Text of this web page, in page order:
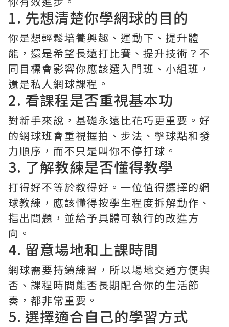
1. 先想清楚你學網球的目的
你是想輕鬆培養興趣、運動下、提升體
能，還是希望長遠打比賽、提升技術？不
同目標會影響你應該選入門班、小組班，
還是私人網球課程。
2. 看課程是否重視基本功
對新手來說，基礎永遠比花巧更重要。好
的網球班會重視握拍、步法、擊球點和發
力順序，而不只是叫你不停打球。
3. 了解教練是否懂得教學
打得好不等於教得好。一位值得選擇的網
球教練，應該懂得按學生程度拆解動作、
指出問題，並給予具體可執行的改進方
向。
4. 留意場地和上課時間
網球需要持續練習，所以場地交通方便與
否、課程時間能否長期配合你的生活節
奏，都非常重要。
5. 選擇適合自己的學習方式